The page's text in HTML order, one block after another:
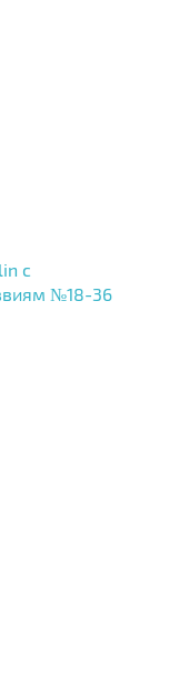
с
№18-36